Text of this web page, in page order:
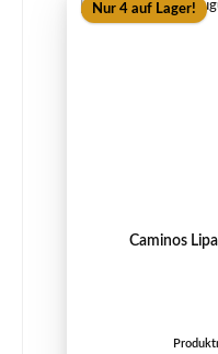
Nur 4 auf Lager!
Caminos